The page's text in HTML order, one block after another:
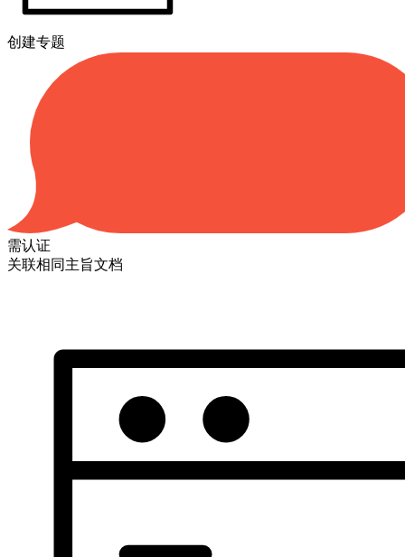
创建专题
需认证
关联相同主旨文档